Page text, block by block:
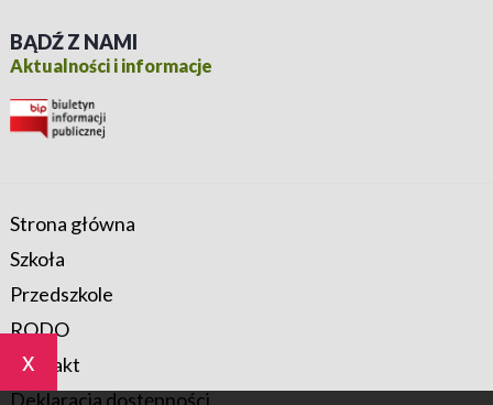
x
BĄDŹ Z NAMI
Aktualności i informacje
Strona główna
Szkoła
Przedszkole
RODO
Kontakt
Deklaracja dostępności